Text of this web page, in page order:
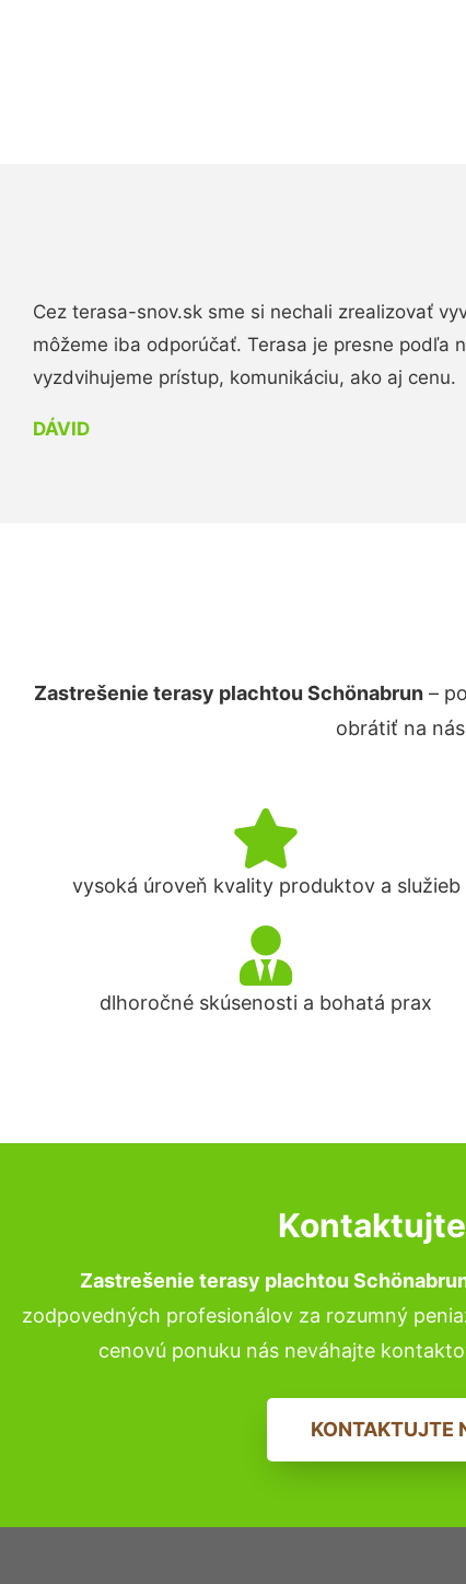
Cez terasa-snov.sk sme si nechali zrealizovať
môžeme iba odporúčať. Terasa je presne podľa
vyzdvihujeme prístup, komunikáciu, ako aj cenu.
DÁVID
Zastrešenie terasy plachtou Schönabrun –
obrátiť na
vysoká úroveň kvality produktov a služieb
dlhoročné skúsenosti a bohatá prax
Zastrešenie terasy plachtou
zodpovedných profesionálov za rozumný
cenovú ponuku nás neváhajte
KONTAKTUJTE